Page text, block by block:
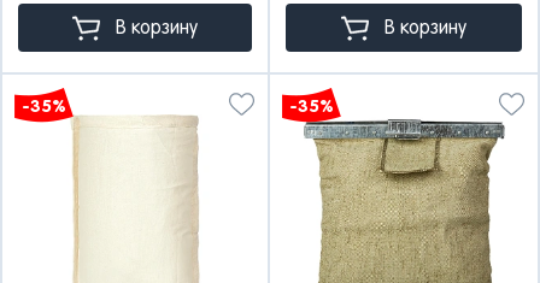
В корзину В корзину
-35% -35%